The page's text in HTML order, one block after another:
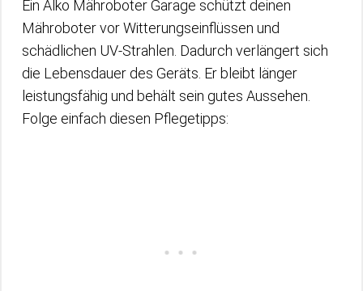
Ein Alko Mähroboter Garage schützt deinen
Mähroboter vor Witterungseinflüssen und
schädlichen UV-Strahlen. Dadurch verlängert sich
die Lebensdauer des Geräts. Er bleibt länger
leistungsfähig und behält sein gutes Aussehen.
Folge einfach diesen Pflegetipps: